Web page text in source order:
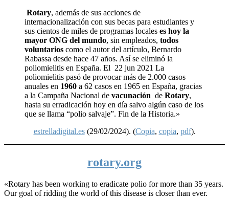
Rotary, además de sus acciones de
internacionalización con sus becas para estudiantes y
sus cientos de miles de programas locales es hoy la
mayor ONG del mundo, sin empleados, todos
voluntarios como el autor del artículo, Bernardo
Rabassa desde hace 47 años. Así se eliminó la
poliomielitis en España. El 22 jun 2021 La
poliomielitis pasó de provocar más de 2.000 casos
anuales en 1960 a 62 casos en 1965 en España, gracias
a la Campaña Nacional de vacunación de Rotary,
hasta su erradicación hoy en día salvo algún caso de los
que se llama “polio salvaje”. Fin de la Historia.»
estrelladigital.es(29/02/2024). (Copia, copia, pdf).
rotary.org
«Rotary has been working to eradicate polio for more than 35 years.
Our goal of ridding the world of this disease is closer than ever.